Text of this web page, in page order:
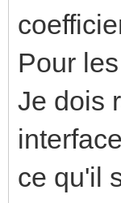
Pour
Je dois
ce qu'il